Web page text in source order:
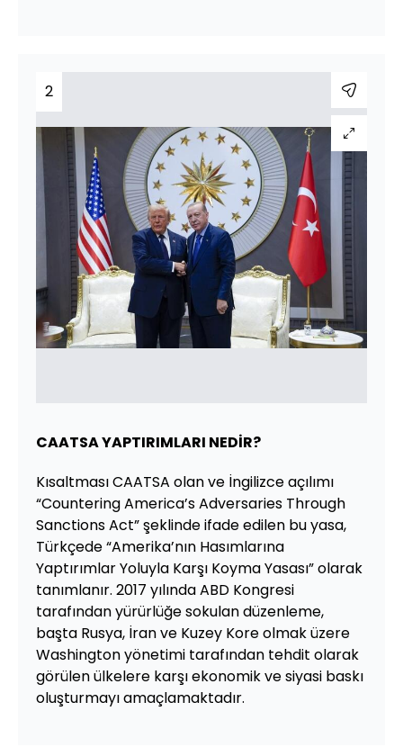
2
CAATSA YAPTIRIMLARI NEDİR?
Kısaltması CAATSA olan ve İngilizce açılımı
“Countering America’s Adversaries Through
Sanctions Act” şeklinde ifade edilen bu yasa,
Türkçede “Amerika’nın Hasımlarına
Yaptırımlar Yoluyla Karşı Koyma Yasası” olarak
tanımlanır. 2017 yılında ABD Kongresi
tarafından yürürlüğe sokulan düzenleme,
başta Rusya, İran ve Kuzey Kore olmak üzere
Washington yönetimi tarafından tehdit olarak
görülen ülkelere karşı ekonomik ve siyasi baskı
oluşturmayı amaçlamaktadır.